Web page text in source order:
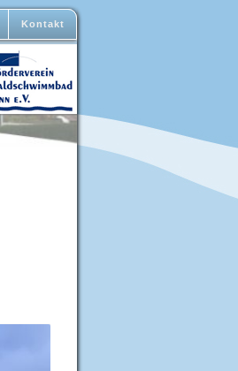
Kontakt